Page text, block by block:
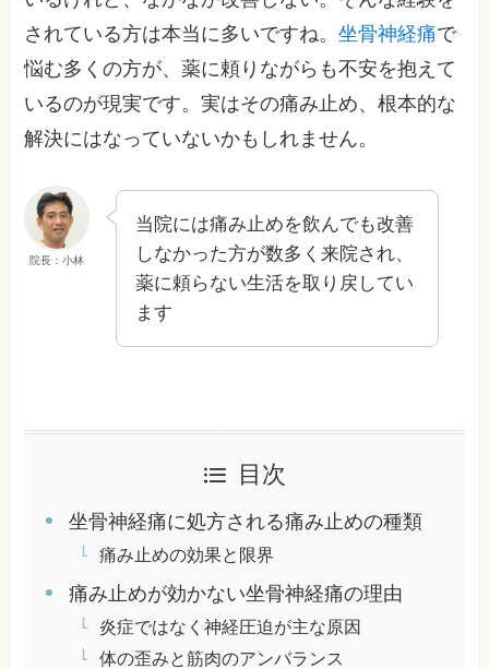
されている方は本当に多いですね。坐骨神経痛で
悩む多くの方が、薬に頼りながらも不安を抱えて
いるのが現実です。実はその痛み止め、根本的な
解決にはなっていないかもしれません。
院長：小林
当院には痛み止めを飲んでも改善
しなかった方が数多く来院され、
薬に頼らない生活を取り戻してい
ます
目次
坐骨神経痛に処方される痛み止めの種類
痛み止めの効果と限界
痛み止めが効かない坐骨神経痛の理由
炎症ではなく神経圧迫が主な原因
体の歪みと筋肉のアンバランス